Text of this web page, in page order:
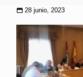
28 junio, 2023